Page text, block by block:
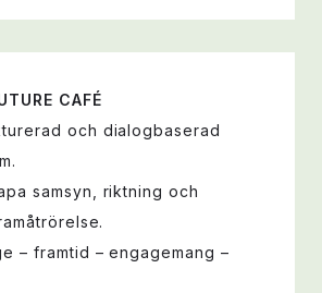
CAFÉ
och dialogbaserad
samsyn, riktning och
– framtid – engagemang –